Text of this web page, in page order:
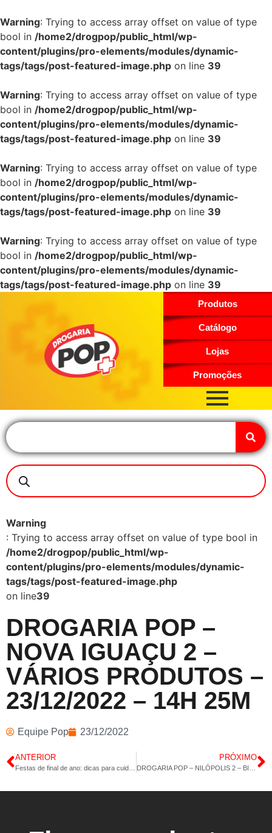
Warning: Trying to access array offset on value of type
bool in /home2/drogpop/public_html/wp-
content/plugins/pro-elements/modules/dynamic-
tags/tags/post-featured-image.php on line 39
Warning: Trying to access array offset on value of type
bool in /home2/drogpop/public_html/wp-
content/plugins/pro-elements/modules/dynamic-
tags/tags/post-featured-image.php on line 39
Warning: Trying to access array offset on value of type
bool in /home2/drogpop/public_html/wp-
content/plugins/pro-elements/modules/dynamic-
tags/tags/post-featured-image.php on line 39
Warning: Trying to access array offset on value of type
bool in /home2/drogpop/public_html/wp-
content/plugins/pro-elements/modules/dynamic-
tags/tags/post-featured-image.php on line 39
Produtos
Catálogo
Lojas
Promoções
Warning
: Trying to access array offset on value of type bool in
/home2/drogpop/public_html/wp-
content/plugins/pro-elements/modules/dynamic-
tags/tags/post-featured-image.php
on line39
DROGARIA POP –
NOVA IGUAÇU 2 –
VÁRIOS PRODUTOS –
23/12/2022 – 14H 25M
Equipe Pop 23/12/2022
ANTERIOR PRÓXIMO